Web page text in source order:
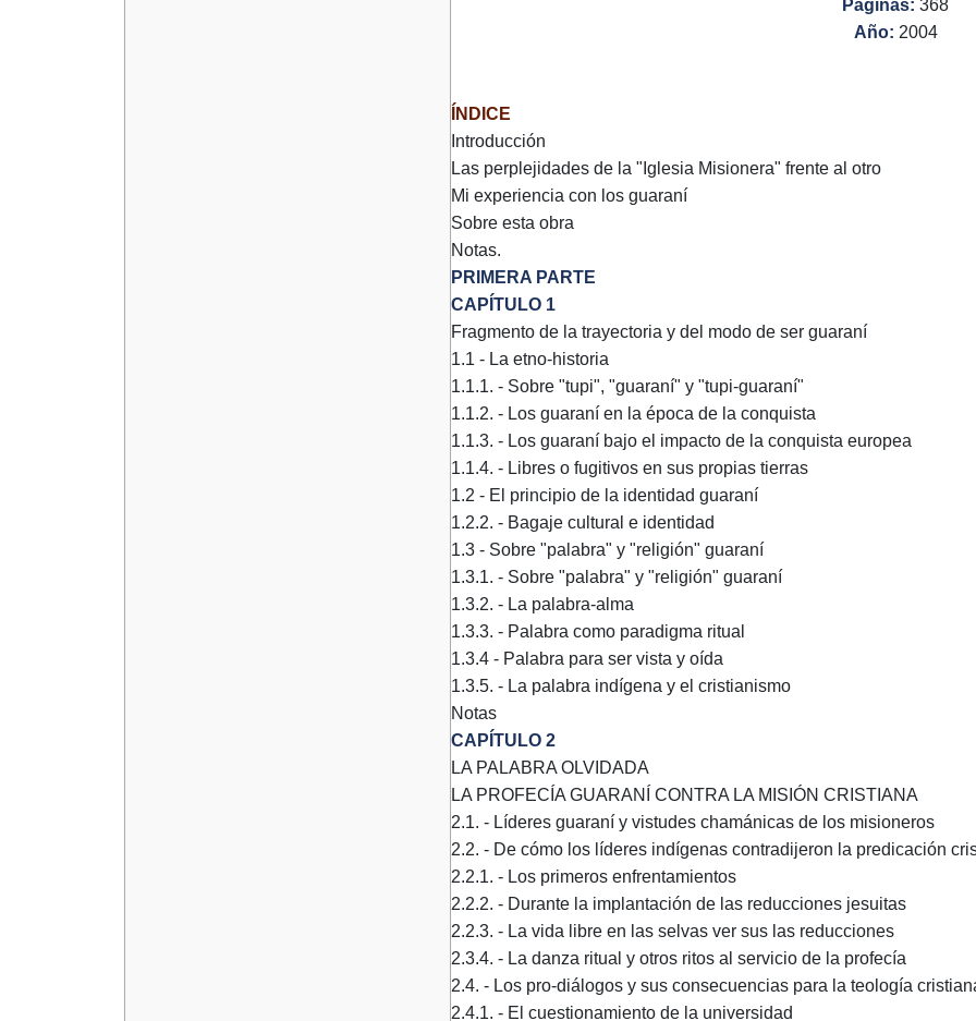
Páginas: 368
Año: 2004
ÍNDICE
Introducción
Las perplejidades de la "Iglesia Misionera" frente al otro
Mi experiencia con los guaraní
Sobre esta obra
Notas.
PRIMERA PARTE
CAPÍTULO 1
Fragmento de la trayectoria y del modo de ser guaraní
1.1 - La etno-historia
1.1.1. - Sobre "tupi", "guaraní" y "tupi-guaraní"
1.1.2. - Los guaraní en la época de la conquista
1.1.3. - Los guaraní bajo el impacto de la conquista europea
1.1.4. - Libres o fugitivos en sus propias tierras
1.2 - El principio de la identidad guaraní
1.2.2. - Bagaje cultural e identidad
1.3 - Sobre "palabra" y "religión" guaraní
1.3.1. - Sobre "palabra" y "religión" guaraní
1.3.2. - La palabra-alma
1.3.3. - Palabra como paradigma ritual
1.3.4 - Palabra para ser vista y oída
1.3.5. - La palabra indígena y el cristianismo
Notas
CAPÍTULO 2
LA PALABRA OLVIDADA
LA PROFECÍA GUARANÍ CONTRA LA MISIÓN CRISTIANA
2.1. - Líderes guaraní y vistudes chamánicas de los misioneros
2.2. - De cómo los líderes indígenas contradijeron la predicación
2.2.1. - Los primeros enfrentamientos
2.2.2. - Durante la implantación de las reducciones jesuitas
2.2.3. - La vida libre en las selvas ver sus las reducciones
2.3.4. - La danza ritual y otros ritos al servicio de la profecía
2.4. - Los pro-diálogos y sus consecuencias para la teología
2.4.1. - El cuestionamiento de la universidad